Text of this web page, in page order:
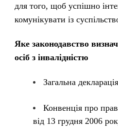
для того, щоб успішно
комунікувати із
Яке законодавство
осіб з інвалідністю
Загальна
Конвенція про
від 13 грудня 2006